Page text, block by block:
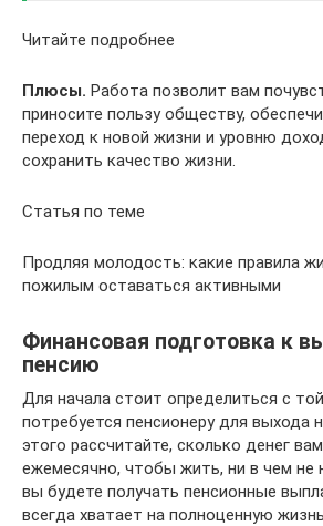
Читайте подробнее
Плюсы. Работа позволит вам
приносите пользу обществу,
переход к новой жизни и уровню
сохранить качество жизни.
Статья по теме
Продляя молодость: какие правила
пожилым оставаться активными
Финансовая подготовка к
пенсию
Для начала стоит определиться с
потребуется пенсионеру для выхода
этого рассчитайте, сколько денег
ежемесячно, чтобы жить, ни в чем не
вы будете получать пенсионные
всегда хватает на полноценную